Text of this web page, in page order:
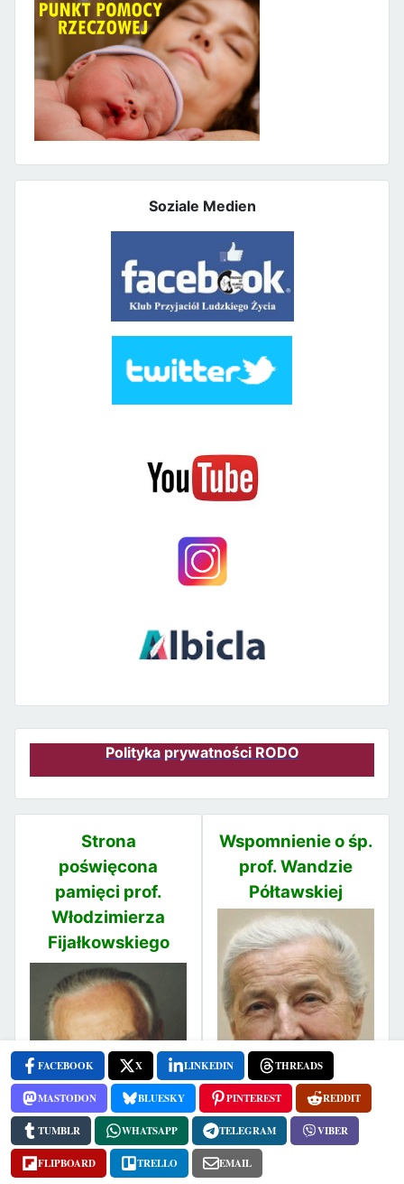
Soziale Medien
FACEBOOK X LINKEDIN THREADS
MASTODON BLUESKY PINTEREST REDDIT
TUMBLR WHATSAPP TELEGRAM VIBER
FLIPBOARD TRELLO EMAIL
Polityka prywatności RODO
Strona
poświęcona
pamięci prof.
Włodzimierza
Fijałkowskiego
Wspomnienie o śp.
prof. Wandzie
Półtawskiej